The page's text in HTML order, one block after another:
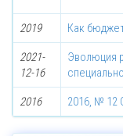
2019 Как
2021-
12-16
Эволюция
2016 2016, № 12